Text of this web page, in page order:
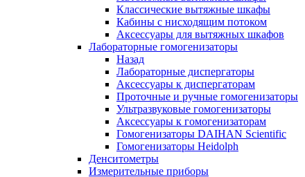
Классические вытяжные шкафы
Кабины с нисходящим потоком
Аксессуары для вытяжных шкафов
Лабораторные гомогенизаторы
Назад
Лабораторные диспергаторы
Аксессуары к диспергаторам
Проточные и ручные гомогенизаторы
Ультразвуковые гомогенизаторы
Аксессуары к гомогенизаторам
Гомогенизаторы DAIHAN Scientific
Гомогенизаторы Heidolph
Денситометры
Измерительные приборы